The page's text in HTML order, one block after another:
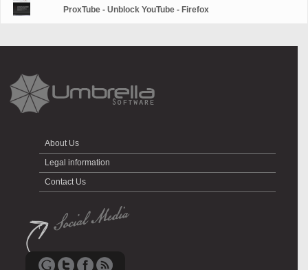
ProxTube - Unblock YouTube - Firefox
About Us
Legal information
Contact Us